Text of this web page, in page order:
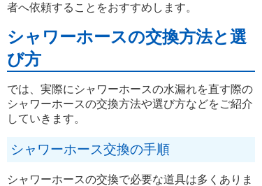
者へ依頼することをおすすめします。
シャワーホースの交換方法と選
び方
では、実際にシャワーホースの水漏れを直す際の
シャワーホースの交換方法や選び方などをご紹介
していきます。
シャワーホース交換の手順
シャワーホースの交換で必要な道具は多くありま